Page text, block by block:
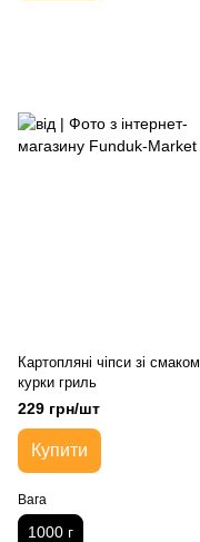
Картопляні чіпси зі смаком
курки гриль
229 грн/шт
Купити
Вага
1000 г